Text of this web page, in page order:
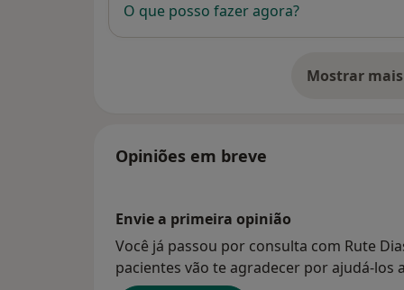
O que posso fazer agora?
Mostrar
Opiniões em breve
Envie a primeira opinião
Você já passou por consulta com Rute
pacientes vão te agradecer por ajudá-los